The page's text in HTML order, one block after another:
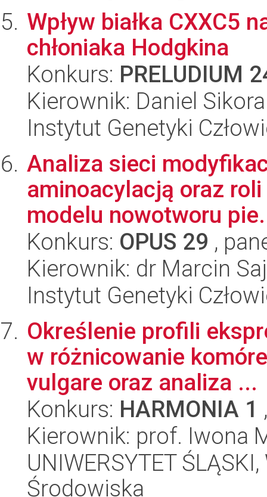
Wpływ białka CXXC5
chłoniaka Hodgkina
Konkurs: PRELUDIUM
Kierownik: Daniel Sikora
Instytut Genetyki
Analiza sieci
aminoacylacją oraz
modelu nowotworu
Konkurs: OPUS 29 ,
Kierownik: dr Marcin
Instytut Genetyki
Określenie profili
w różnicowanie
vulgare oraz analiza ...
Konkurs: HARMONIA 1
Kierownik: prof. Iwona
UNIWERSYTET
Środowiska